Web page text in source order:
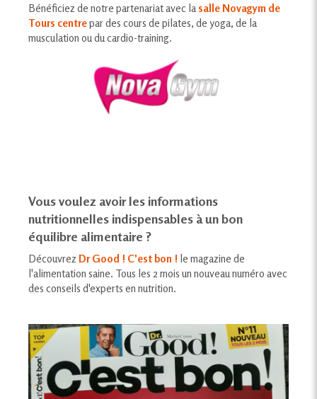
Bénéficiez de notre partenariat avec la salle Novagym de
Tours centrepar des cours de pilates, de yoga, de la
musculation ou du cardio-training.
Vous voulez avoir les informations
nutritionnelles indispensables à un bon
équilibre alimentaire ?
Découvrez Dr Good ! C'est bon ! le magazine de
l'alimentation saine. Tous les 2 mois un nouveau numéro avec
des conseils d'experts en nutrition.